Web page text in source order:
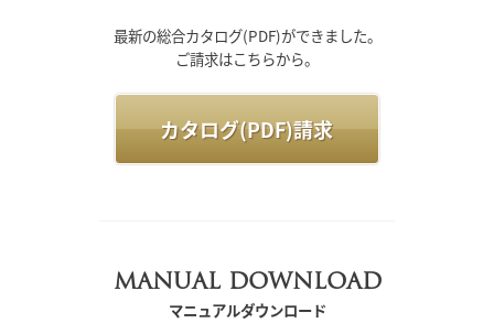
最新の総合カタログ(PDF)ができました。
ご請求はこちらから。
カタログ(PDF)請求
MANUAL DOWNLOAD
マニュアルダウンロード